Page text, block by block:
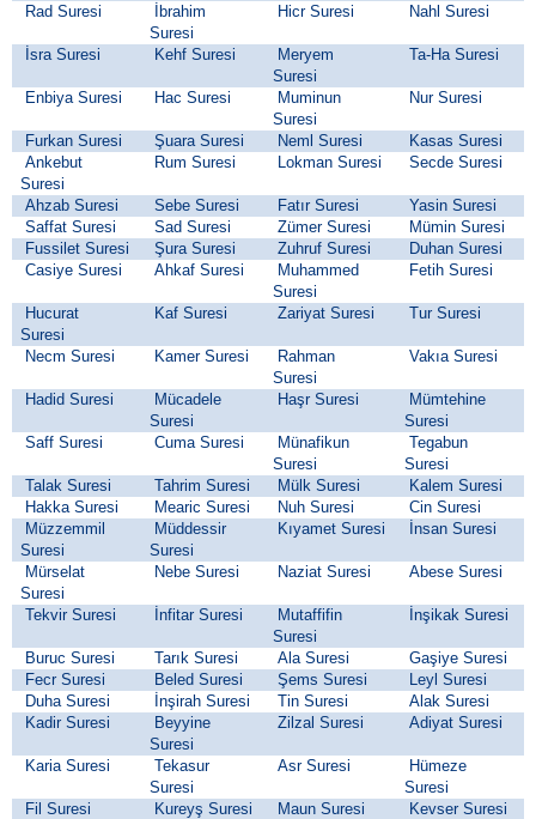
Rad Suresi
İbrahim
Suresi
Hicr Suresi Nahl Suresi
İsra Suresi Kehf Suresi
Meryem
Suresi
Ta-Ha Suresi
Enbiya Suresi Hac Suresi
Muminun
Suresi
Nur Suresi
Furkan Suresi Şuara Suresi Neml Suresi
Kasas Suresi
Ankebut
Suresi
Rum Suresi Lokman Suresi Secde Suresi
Ahzab Suresi Sebe Suresi Fatır Suresi
Yasin Suresi
Saffat Suresi
Sad Suresi Zümer Suresi
Mümin Suresi
Fussilet Suresi
Şura Suresi Zuhruf Suresi
Duhan Suresi
Casiye Suresi
Ahkaf Suresi
Muhammed
Suresi
Fetih Suresi
Hucurat
Suresi
Kaf Suresi Zariyat Suresi Tur Suresi
Necm Suresi Kamer Suresi
Rahman
Suresi
Vakıa Suresi
Hadid Suresi
Mücadele
Suresi
Haşr Suresi
Mümtehine
Suresi
Saff Suresi
Cuma Suresi
Münafikun
Suresi
Tegabun
Suresi
Talak Suresi
Tahrim Suresi Mülk Suresi
Kalem Suresi
Hakka Suresi
Mearic Suresi Nuh Suresi
Cin Suresi
Müzzemmil
Suresi
Müddessir
Suresi
Kıyamet Suresi İnsan Suresi
Mürselat
Suresi
Nebe Suresi Naziat Suresi Abese Suresi
Tekvir Suresi İnfitar Suresi
Mutaffifin
Suresi
İnşikak Suresi
Buruc Suresi Tarık Suresi Ala Suresi
Gaşiye Suresi
Fecr Suresi
Beled Suresi Şems Suresi
Leyl Suresi
Duha Suresi
İnşirah Suresi Tin Suresi
Alak Suresi
Kadir Suresi
Beyyine
Suresi
Zilzal Suresi Adiyat Suresi
Karia Suresi
Tekasur
Suresi
Asr Suresi
Hümeze
Suresi
Fil Suresi
Kureyş Suresi Maun Suresi
Kevser Suresi